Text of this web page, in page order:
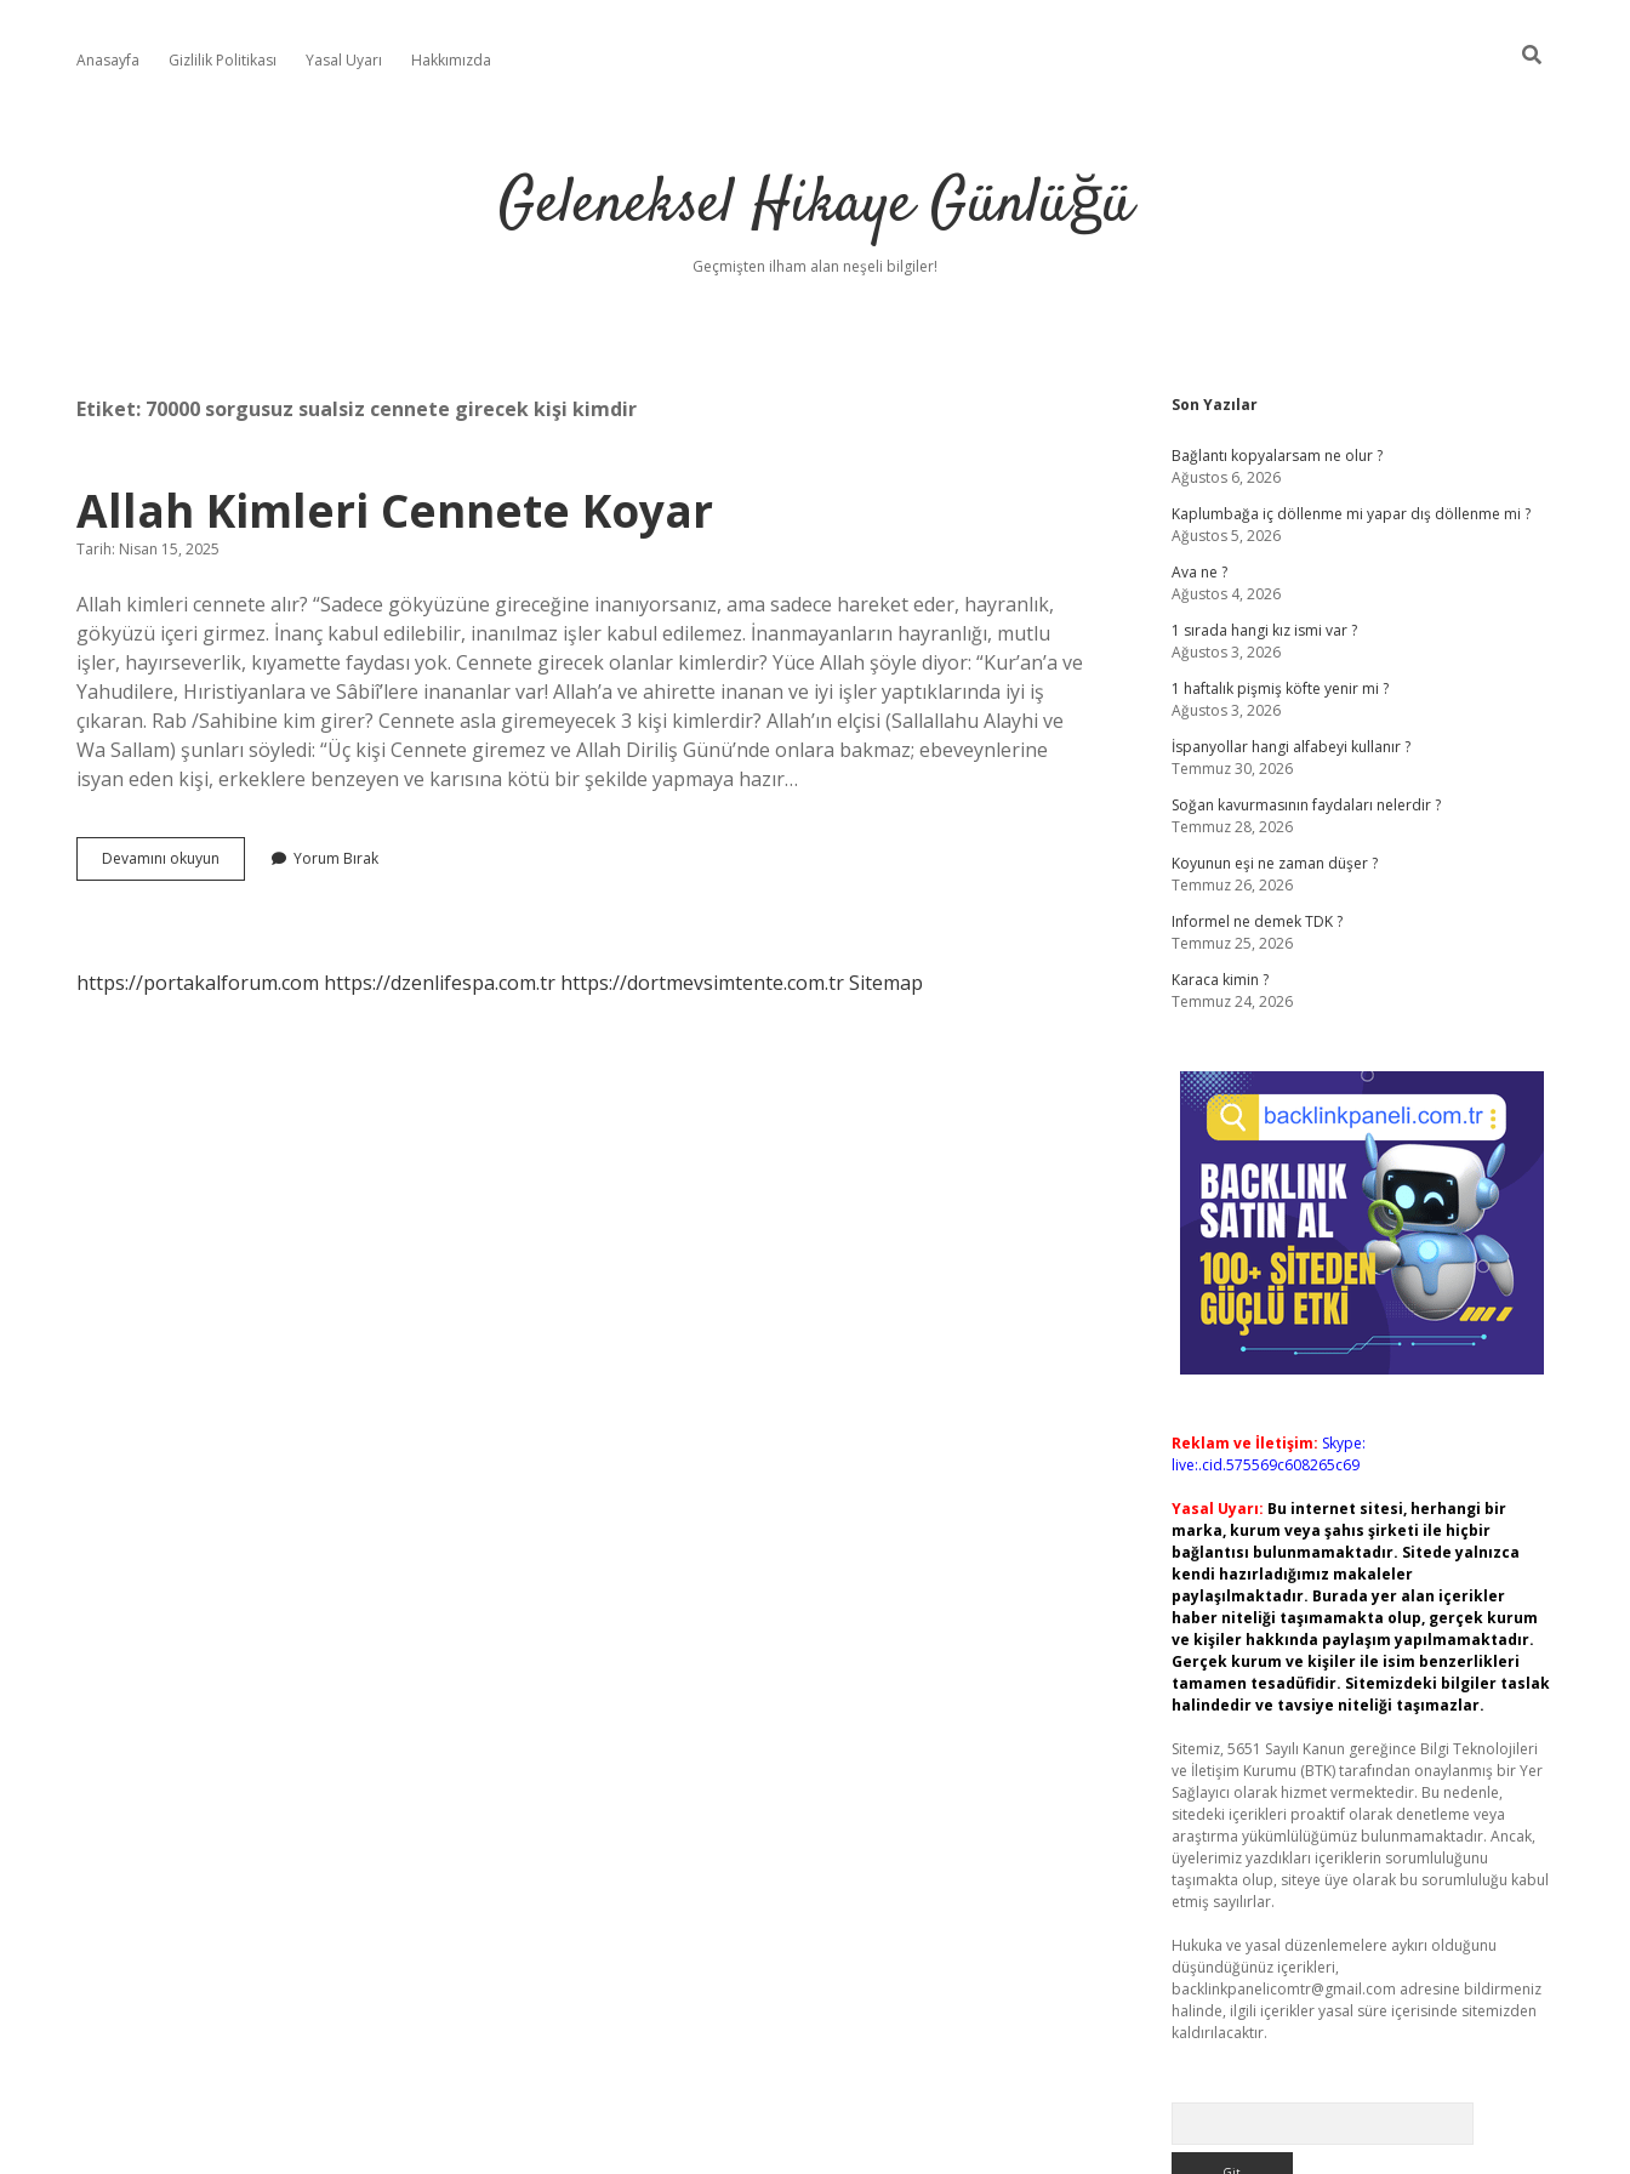
Anasayfa Gizlilik Politikası Yasal Uyarı Hakkımızda
Geleneksel Hikaye Günlüğü
Geçmişten ilham alan neşeli bilgiler!
Etiket: 70000 sorgusuz sualsiz cennete girecek kişi kimdir
Allah Kimleri Cennete Koyar
Tarih: Nisan 15, 2025
Allah kimleri cennete alır? “Sadece gökyüzüne gireceğine inanıyorsanız, ama sadece hareket eder, hayranlık,
gökyüzü içeri girmez. İnanç kabul edilebilir, inanılmaz işler kabul edilemez. İnanmayanların hayranlığı, mutlu
işler, hayırseverlik, kıyamette faydası yok. Cennete girecek olanlar kimlerdir? Yüce Allah şöyle diyor: “Kur’an’a ve
Yahudilere, Hıristiyanlara ve Sâbiî’lere inananlar var! Allah’a ve ahirette inanan ve iyi işler yaptıklarında iyi iş
çıkaran. Rab /Sahibine kim girer? Cennete asla giremeyecek 3 kişi kimlerdir? Allah’ın elçisi (Sallallahu Alayhi ve
Wa Sallam) şunları söyledi: “Üç kişi Cennete giremez ve Allah Diriliş Günü’nde onlara bakmaz; ebeveynlerine
isyan eden kişi, erkeklere benzeyen ve karısına kötü bir şekilde yapmaya hazır…
Devamını okuyun
Kimleri
Yorum Bırak
https://portakalforum.com https://dzenlifespa.com.tr https://dortmevsimtente.com.trSitemap
Sidebar
Son Yazılar
Bağlantı kopyalarsam ne olur ?
Ağustos 6, 2026
Kaplumbağa iç döllenme mi yapar dış döllenme mi ?
Ağustos 5, 2026
Ava ne ?
Ağustos 4, 2026
1 sırada hangi kız ismi var ?
Ağustos 3, 2026
1 haftalık pişmiş köfte yenir mi ?
Ağustos 3, 2026
İspanyollar hangi alfabeyi kullanır ?
Temmuz 30, 2026
Soğan kavurmasının faydaları nelerdir ?
Temmuz 28, 2026
Koyunun eşi ne zaman düşer ?
Temmuz 26, 2026
Informel ne demek TDK ?
Temmuz 25, 2026
Karaca kimin ?
Temmuz 24, 2026
Reklam ve İletişim: Skype:
live:.cid.575569c608265c69
Yasal Uyarı: Bu internet sitesi, herhangi bir
marka, kurum veya şahıs şirketi ile hiçbir
bağlantısı bulunmamaktadır. Sitede yalnızca
kendi hazırladığımız makaleler
paylaşılmaktadır. Burada yer alan içerikler
haber niteliği taşımamakta olup, gerçek kurum
ve kişiler hakkında paylaşım yapılmamaktadır.
Gerçek kurum ve kişiler ile isim benzerlikleri
tamamen tesadüfidir. Sitemizdeki bilgiler taslak
halindedir ve tavsiye niteliği taşımazlar.
Sitemiz, 5651 Sayılı Kanun gereğince Bilgi Teknolojileri
ve İletişim Kurumu (BTK) tarafından onaylanmış bir Yer
Sağlayıcı olarak hizmet vermektedir. Bu nedenle,
sitedeki içerikleri proaktif olarak denetleme veya
araştırma yükümlülüğümüz bulunmamaktadır. Ancak,
üyelerimiz yazdıkları içeriklerin sorumluluğunu
taşımakta olup, siteye üye olarak bu sorumluluğu kabul
etmiş sayılırlar.
Hukuka ve yasal düzenlemelere aykırı olduğunu
düşündüğünüz içerikleri,
backlinkpanelicomtr@gmail.com adresine bildirmeniz
halinde, ilgili içerikler yasal süre içerisinde sitemizden
kaldırılacaktır.